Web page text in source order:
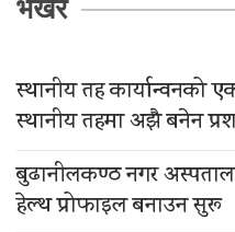
भर्खरै
स्थानीय तह कार्यान्वनको
स्थानीय तहमा अझै बनेन
बुढानीलकण्ठ नगर अस्पताल
हेल्थ प्रोफाइल बनाउन सुरू